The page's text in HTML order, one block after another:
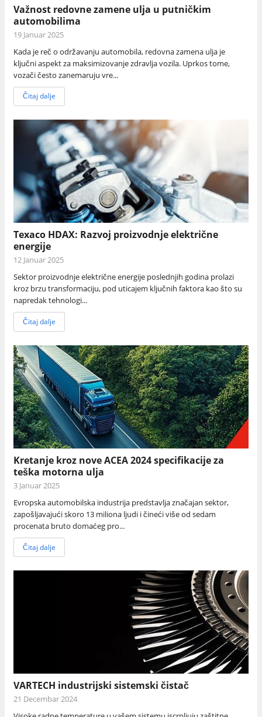
Važnost redovne zamene ulja u putničkim
automobilima
19 Januar 2025
Kada je reč o održavanju automobila, redovna zamena ulja je
ključni aspekt za maksimizovanje zdravlja vozila. Uprkos tome,
vozači često zanemaruju vre...
Čitaj dalje
Texaco HDAX: Razvoj proizvodnje električne
energije
12 Januar 2025
Sektor proizvodnje električne energije poslednjih godina prolazi
kroz brzu transformaciju, pod uticajem ključnih faktora kao što su
napredak tehnologi...
Čitaj dalje
Kretanje kroz nove ACEA 2024 specifikacije za
teška motorna ulja
3 Januar 2025
Evropska automobilska industrija predstavlja značajan sektor,
zapošljavajući skoro 13 miliona ljudi i čineći više od sedam
procenata bruto domaćeg pro...
Čitaj dalje
VARTECH industrijski sistemski čistač
21 Decembar 2024